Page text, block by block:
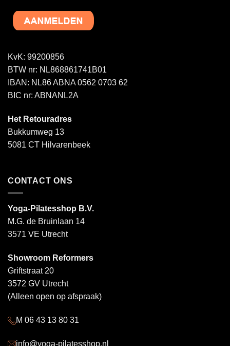
KvK: 99200856
BTW nr: NL868861741B01
IBAN: NL86 ABNA 0562 0703 62
BIC nr: ABNANL2A
Het Retouradres
Bukkumweg 13
5081 CT Hilvarenbeek
CONTACT ONS
Yoga-Pilatesshop B.V.
M.G. de Bruinlaan 14
3571 VE Utrecht
Showroom Reformers
Griftstraat 20
3572 GV Utrecht
(Alleen open op afspraak)
M 06 43 13 80 31
info@yoga-pilatesshop.nl